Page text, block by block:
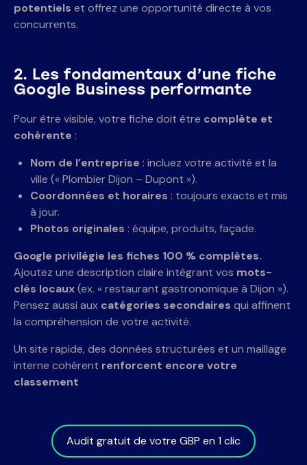
potentiels et offrez une opportunité directe à vos
concurrents.
2. Les fondamentaux d’une fiche
Google Business performante
Pour être visible, votre fiche doit être complète et
cohérente :
Nom de l’entreprise : incluez votre activité et la
ville (« Plombier Dijon – Dupont »).
Coordonnées et horaires : toujours exacts et mis
à jour.
Photos originales : équipe, produits, façade.
Google privilégie les fiches 100 % complètes.
Ajoutez une description claire intégrant vos mots-
clés locaux(ex. « restaurant gastronomique à Dijon »).
Pensez aussi aux catégories secondaires qui affinent
la compréhension de votre activité.
Un site rapide, des données structurées et un maillage
interne cohérent renforcent encore votre
classement
Audit gratuit de votre GBP en 1 clic